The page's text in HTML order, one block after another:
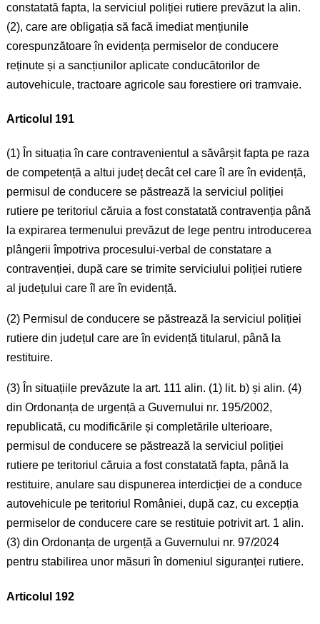
constatată fapta, la serviciul poliției rutiere prevăzut la alin.
(2), care are obligația să facă imediat mențiunile
corespunzătoare în evidența permiselor de conducere
reținute și a sancțiunilor aplicate conducătorilor de
autovehicule, tractoare agricole sau forestiere ori tramvaie.
Articolul 191
(1) În situația în care contravenientul a săvârșit fapta pe raza
de competență a altui județ decât cel care îl are în evidență,
permisul de conducere se păstrează la serviciul poliției
rutiere pe teritoriul căruia a fost constatată contravenția până
la expirarea termenului prevăzut de lege pentru introducerea
plângerii împotriva procesului-verbal de constatare a
contravenției, după care se trimite serviciului poliției rutiere
al județului care îl are în evidență.
(2) Permisul de conducere se păstrează la serviciul poliției
rutiere din județul care are în evidență titularul, până la
restituire.
(3) În situațiile prevăzute la art. 111 alin. (1) lit. b) și alin. (4)
din Ordonanța de urgență a Guvernului nr. 195/2002,
republicată, cu modificările și completările ulterioare,
permisul de conducere se păstrează la serviciul poliției
rutiere pe teritoriul căruia a fost constatată fapta, până la
restituire, anulare sau dispunerea interdicției de a conduce
autovehicule pe teritoriul României, după caz, cu excepția
permiselor de conducere care se restituie potrivit art. 1 alin.
(3) din Ordonanța de urgență a Guvernului nr. 97/2024
pentru stabilirea unor măsuri în domeniul siguranței rutiere.
Articolul 192